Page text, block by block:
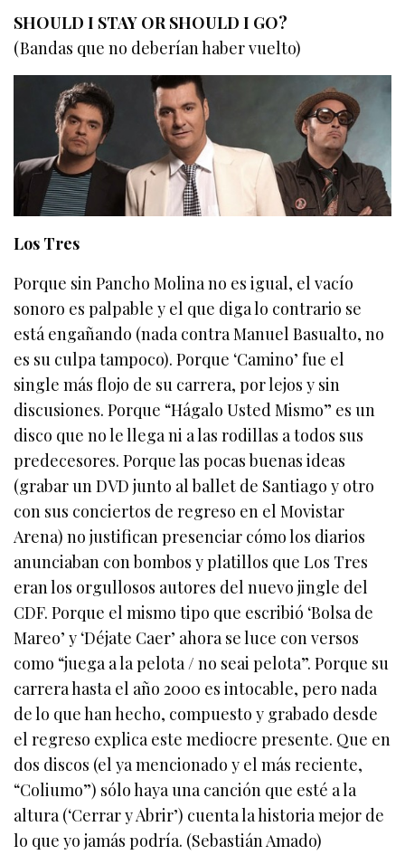
SHOULD I STAY OR SHOULD I GO?
(Bandas que no deberían haber vuelto)
Los Tres
Porque sin Pancho Molina no es igual, el vacío
sonoro es palpable y el que diga lo contrario se
está engañando (nada contra Manuel Basualto, no
es su culpa tampoco). Porque ‘Camino’ fue el
single más flojo de su carrera, por lejos y sin
discusiones. Porque “Hágalo Usted Mismo” es un
disco que no le llega ni a las rodillas a todos sus
predecesores. Porque las pocas buenas ideas
(grabar un DVD junto al ballet de Santiago y otro
con sus conciertos de regreso en el Movistar
Arena) no justifican presenciar cómo los diarios
anunciaban con bombos y platillos que Los Tres
eran los orgullosos autores del nuevo jingle del
CDF. Porque el mismo tipo que escribió ‘Bolsa de
Mareo’ y ‘Déjate Caer’ ahora se luce con versos
como “juega a la pelota / no seai pelota”. Porque su
carrera hasta el año 2000 es intocable, pero nada
de lo que han hecho, compuesto y grabado desde
el regreso explica este mediocre presente. Que en
dos discos (el ya mencionado y el más reciente,
“Coliumo”) sólo haya una canción que esté a la
altura (‘Cerrar y Abrir’) cuenta la historia mejor de
lo que yo jamás podría. (Sebastián Amado)